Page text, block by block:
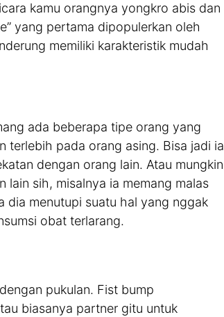
kamu orangnya yongkro abis dan
yang pertama dipopulerkan oleh
memiliki karakteristik mudah
ada beberapa tipe orang yang
terlebih pada orang asing. Bisa jadi ia
dengan orang lain. Atau mungkin
lain sih, misalnya ia memang malas
dia menutupi suatu hal yang nggak
obat terlarang.
pukulan. Fist bump
biasanya partner gitu untuk